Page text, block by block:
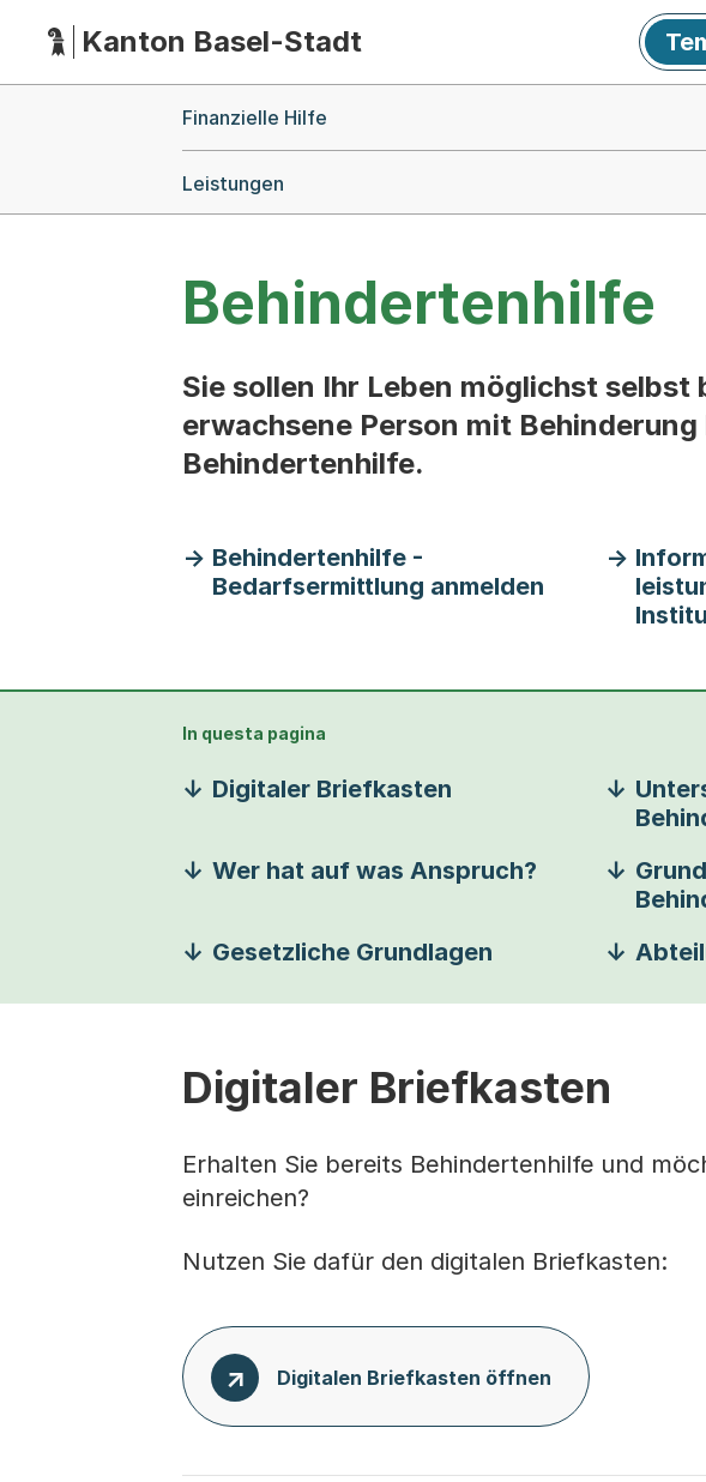
HauptnavigationKanton Basel-Stadt
Finanzielle Hilfe
Leistungen
Behindertenhilfe
Sie sollen Ihr Leben möglichst
erwachsene Person mit
Behindertenhilfe.
Behindertenhilfe -
Bedarfsermittlung anmelden
In questa pagina
Digitaler Briefkasten
Wer hat auf was Anspruch?
Gesetzliche Grundlagen
Digitaler Briefkasten
Erhalten Sie bereits Behindertenhilfe und
einreichen?
Nutzen Sie dafür den digitalen Briefkasten:
Digitalen Briefkasten öffnen